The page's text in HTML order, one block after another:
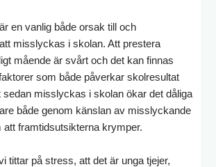
en vanlig både orsak till och
misslyckas i skolan. Att prestera
mående är svårt och det kan finnas
som både påverkar skolresultat
sedan misslyckas i skolan ökar det dåliga
både genom känslan av misslyckande
att framtidsutsikterna krymper.
tittar på stress, att det är unga tjejer,